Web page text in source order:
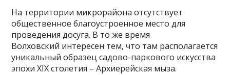
На территории микрорайона отсутствует
общественное благоустроенное место для
проведения досуга. В то же время
Волховский интересен тем, что там располагается
уникальный образец садово-паркового искусства
эпохи XIX столетия – Архиерейская мыза.